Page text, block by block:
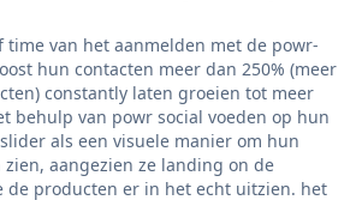
time van het aanmelden met de powr-
hun contacten meer dan 250% (meer
constantly laten groeien tot meer
behulp van powr social voeden op hun
als een visuele manier om hun
aangezien ze landing on de
de producten er in het echt uitzien. het